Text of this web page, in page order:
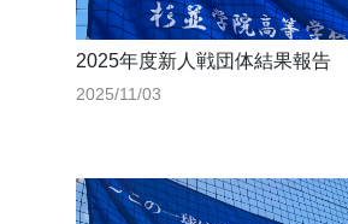
2025年度新人戦団体結果報告
2025/11/03